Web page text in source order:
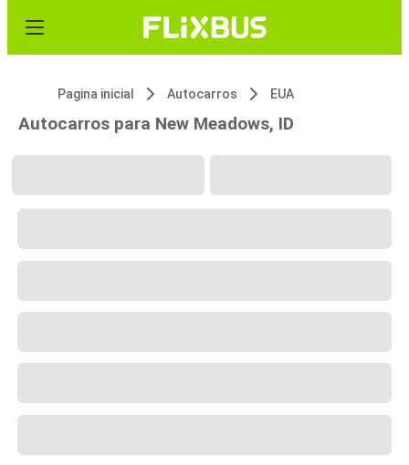
Pagina inicial Autocarros EUA
Autocarros para New Meadows, ID